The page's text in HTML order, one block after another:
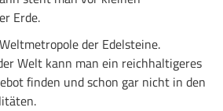
Erde.
der Edelsteine.
Welt kann man ein reichhaltigeres
finden und schon gar nicht in den